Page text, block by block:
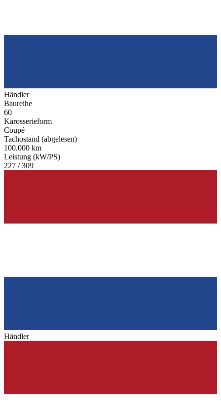
Händler
Baureihe
60
Karosserieform
Coupé
Tachostand (abgelesen)
100.000 km
Leistung (kW/PS)
227 / 309
Händler